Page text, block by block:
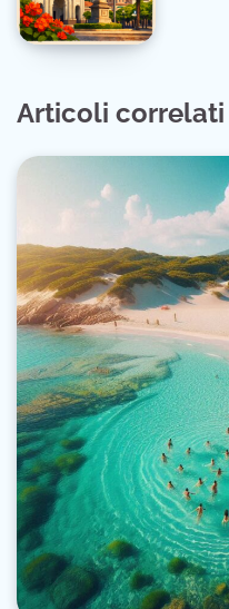
Articoli correlati